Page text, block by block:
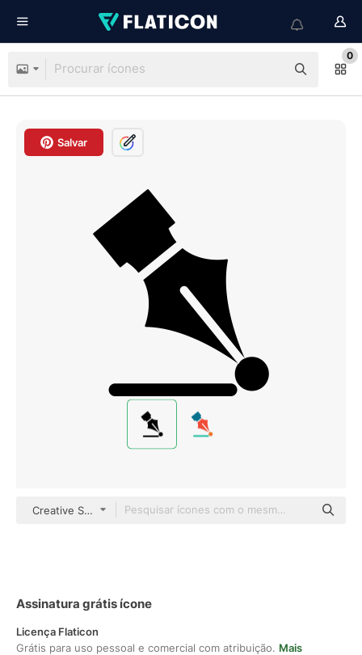
0
Salvar
Creative Stall Premium Fill
Assinatura grátis ícone
Licença Flaticon
Grátis para uso pessoal e comercial com atribuição. Mais